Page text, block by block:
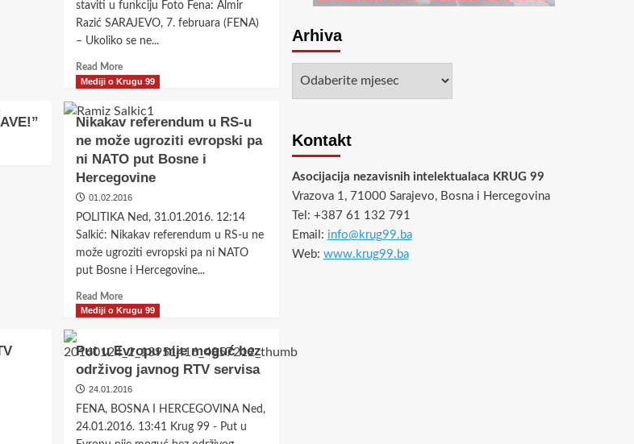
staviti u funkciju Foto Fena: Almir
Razić SARAJEVO, 7. februara (FENA)
– Ukoliko se ne...
Read MoreRead
more
Fočo:
Potencijale
kojima
raspolaže
BiH
u
funkciju
Mediji o Krugu 99
Nikakav referendum u RS-u
ne može ugroziti evropski pa
ni NATO put Bosne i
Hercegovine
01.02.2016
POLITIKA Ned, 31.01.2016. 12:14
Salkić: Nikakav referendum u RS-u ne
može ugroziti evropski pa ni NATO
put Bosne i Hercegovine...
Read MoreRead
more
referendum
u
RS-
u
može
Mediji o Krugu 99
Put u Evropu nije moguć bez
održivog javnog RTV servisa
24.01.2016
FENA, BOSNA I HERCEGOVINA Ned,
24.01.2016. 13:41 Krug 99 - Put u
Arhiva
Kontakt
Asocijacija nezavisnih intelektualaca KRUG 99
Vrazova 1, 71000 Sarajevo, Bosna i Hercegovina
Tel: +387 61 132 791
Email: info@krug99.ba
Web: www.krug99.ba